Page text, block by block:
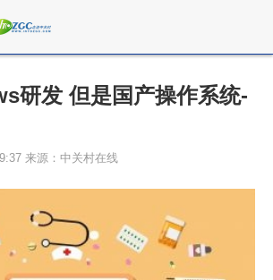
研发 但是国产操作系统-
来源：中关村在线